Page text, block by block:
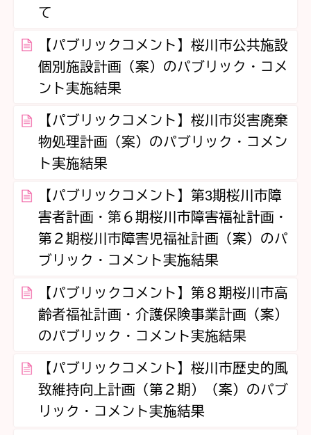
て
【パブリックコメント】桜川市公共施設
個別施設計画（案）のパブリック・コメ
ント実施結果
【パブリックコメント】桜川市災害廃棄
物処理計画（案）のパブリック・コメン
ト実施結果
【パブリックコメント】第3期桜川市障
害者計画・第６期桜川市障害福祉計画・
第２期桜川市障害児福祉計画（案）のパ
ブリック・コメント実施結果
【パブリックコメント】第８期桜川市高
齢者福祉計画・介護保険事業計画（案）
のパブリック・コメント実施結果
【パブリックコメント】桜川市歴史的風
致維持向上計画（第２期）（案）のパブ
リック・コメント実施結果